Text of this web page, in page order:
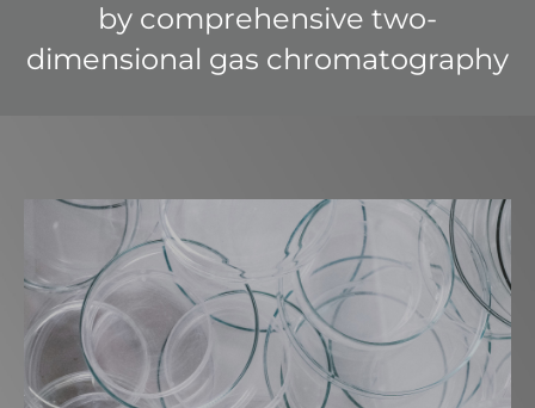
by comprehensive two-
dimensional gas chromatography